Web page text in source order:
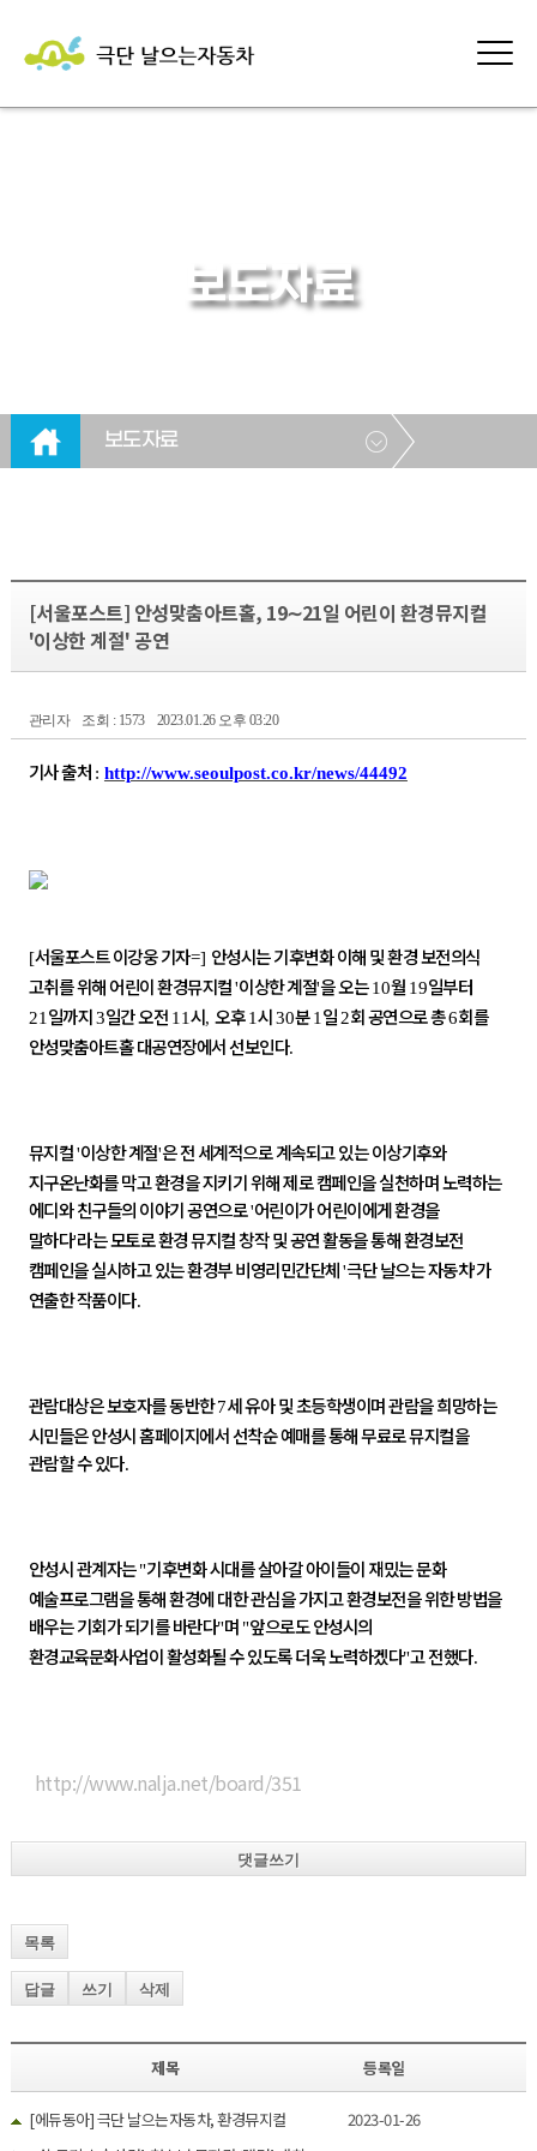
보도자료
보도자료
[서울포스트] 안성맞춤아트홀, 19∼21일 어린이 환경뮤지컬
'이상한 계절' 공연
관리자 조회 : 1573 2023.01.26 오후 03:20
기사 출처 : http://www.seoulpost.co.kr/news/44492
[서울포스트 이강웅 기자=] 안성시는 기후변화 이해 및 환경 보전의식
고취를 위해 어린이 환경뮤지컬'이상한 계절'을 오는10월 19일부터
21 일까지3일간 오전 11시,오후1시30분1 일 2회 공연으로 총6회를
안성맞춤아트홀 대공연장에서 선보인다.
뮤지컬'이상한 계절'은 전 세계적으로 계속되고 있는 이상기후와
지구온난화를 막고 환경을 지키기 위해 제로 캠페인을 실천하며 노력하는
에디와 친구들의 이야기 공연으로'어린이가 어린이에게 환경을
말하다'라는 모토로 환경 뮤지컬 창작 및 공연 활동을 통해 환경보전
캠페인을 실시하고 있는 환경부 비영리민간단체'극단 날으는 자동차'가
연출한 작품이다.
관람대상은 보호자를 동반한7세 유아 및 초등학생이며 관람을 희망하는
시민들은 안성시 홈페이지에서 선착순 예매를 통해 무료로 뮤지컬을
관람할 수 있다.
안성시 관계자는"기후변화 시대를 살아갈 아이들이 재밌는 문화
예술프로그램을 통해 환경에 대한 관심을 가지고 환경보전을 위한 방법을
배우는 기회가 되기를 바란다"며 "앞으로도 안성시의
환경교육문화사업이 활성화될 수 있도록 더욱 노력하겠다"고 전했다.
http://www.nalja.net/board/351
댓글쓰기
목록
답글 쓰기 삭제
제목 등록일
[에듀동아] 극단 날으는자동차, 환경뮤지컬
2023-01-26